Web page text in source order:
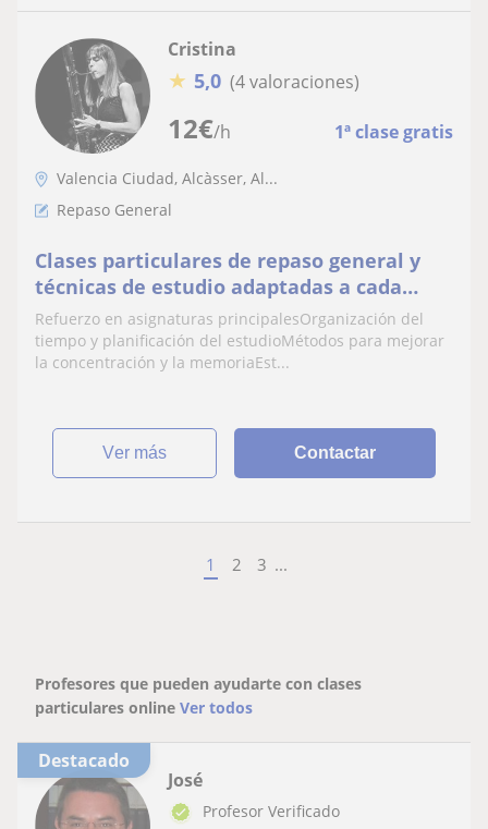
12€/h 1ª clase gratis
Cristina
★ 5,0 (4 valoraciones)
Valencia Ciudad, Alcàsser, Al...
Repaso General
Clases particulares de repaso general y
técnicas de estudio adaptadas a cada
nivel y necesidad
Refuerzo en asignaturas principalesOrganización del
tiempo y planificación del estudioMétodos para mejorar
la concentración y la memoriaEst...
ver más Contactar
1 2 3 ...
Profesores que pueden ayudarte con clases
particulares online Ver todos
Destacado
José
Profesor Verificado